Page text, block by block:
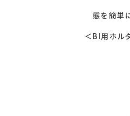
態を簡単
＜BI用ホル